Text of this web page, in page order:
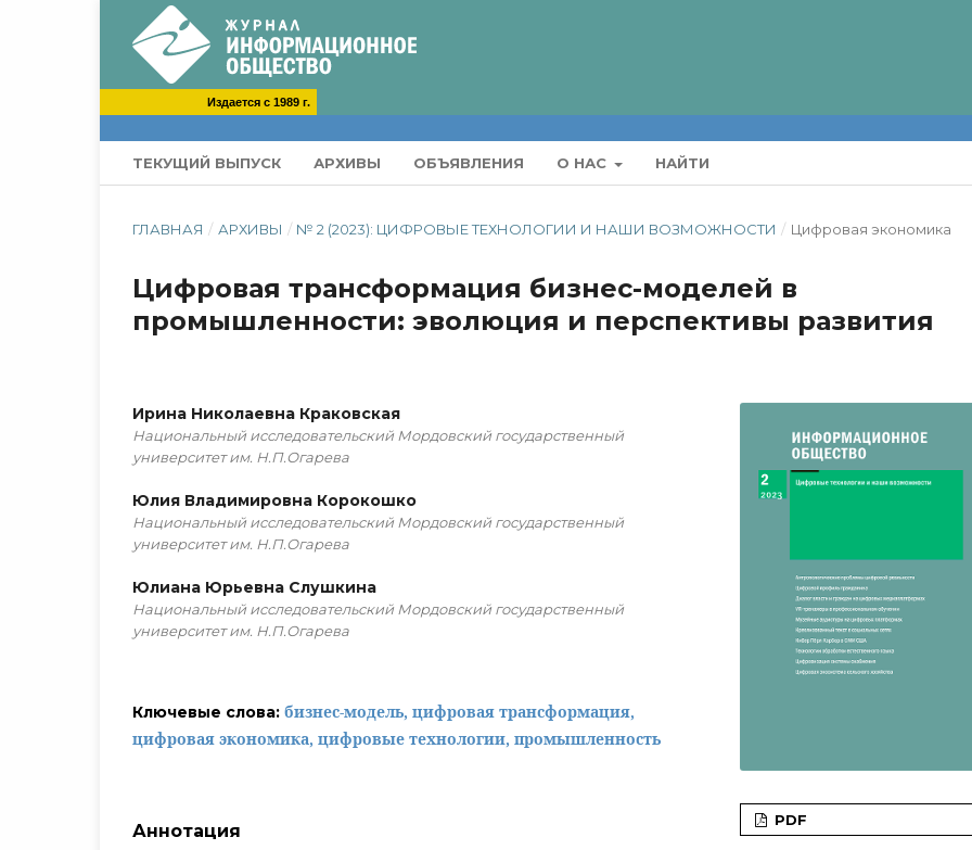
Издается с 1989 г.
ТЕКУЩИЙ ВЫПУСК АРХИВЫ ОБЪЯВЛЕНИЯ О НАС НАЙТИ
ГЛАВНАЯ / АРХИВЫ / № 2 (2023): ЦИФРОВЫЕ ТЕХНОЛОГИИ И НАШИ ВОЗМОЖНОСТИ / Цифровая экономика
Цифровая трансформация бизнес-моделей в
промышленности: эволюция и перспективы развития
Ирина Николаевна Краковская
Национальный исследовательский Мордовский государственный
университет им. Н.П.Огарева
Юлия Владимировна Корокошко
Национальный исследовательский Мордовский государственный
университет им. Н.П.Огарева
Юлиана Юрьевна Слушкина
Национальный исследовательский Мордовский государственный
университет им. Н.П.Огарева
Ключевые слова: бизнес-модель, цифровая трансформация,
цифровая экономика, цифровые технологии, промышленность
Аннотация
PDF